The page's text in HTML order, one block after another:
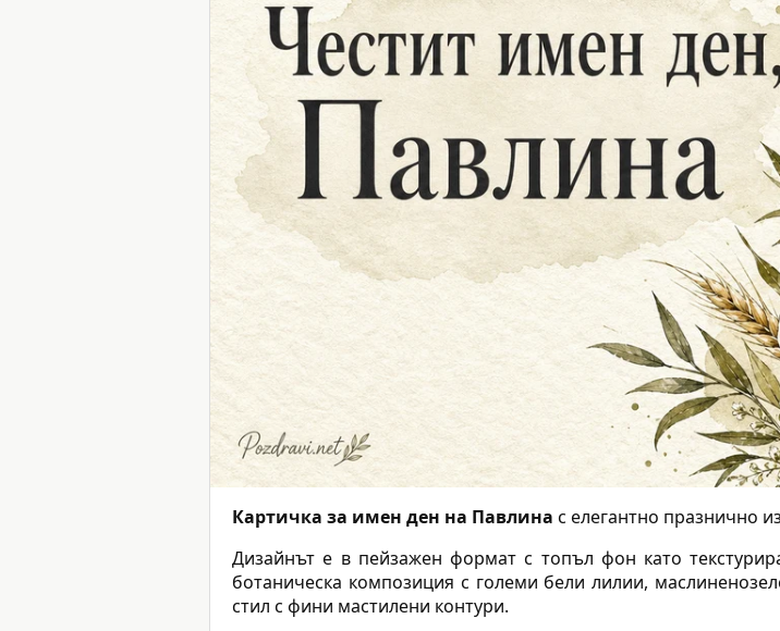
Картичка за имен ден на Павлина с елегантно празнично
Дизайнът е в пейзажен формат с топъл фон като
ботаническа композиция с големи бели лилии,
стил с фини мастилени контури.